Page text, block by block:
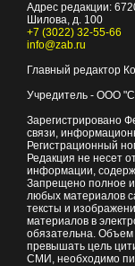
Адрес редакции:
Шилова, д. 100
+7 (3022) 32-55-66
info@zab.ru
Главный редактор
Учредитель - ООО
Зарегистрировано
связи,
Регистрационный
Редакция не несет
информации,
Запрещено полное
любых материалов
тексты и
материалов в
обязательна.
превышать цель
СМИ, необходимо